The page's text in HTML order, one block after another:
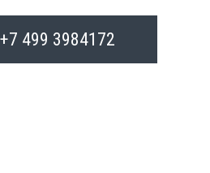
+7 499 3984172